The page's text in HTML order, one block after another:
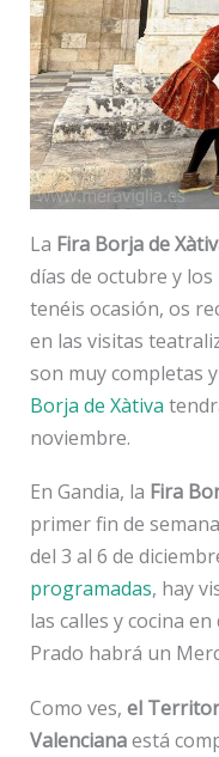
La Fira Borja de
días de octubre y
tenéis ocasión, os
en las visitas
son muy completas
Borja de Xàtiva
noviembre.
En Gandia, la Fira
primer fin de
del 3 al 6 de
programadas, hay
las calles y cocina
Prado habrá un
Como ves, el
Valencianaestá